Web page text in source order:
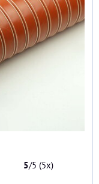
5/5 (5x)